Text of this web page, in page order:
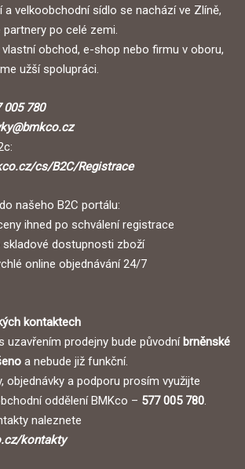
a velkoobchodní sídlo se nachází ve Zlíně,
po celé zemi.
obchod, e-shop nebo firmu v oboru,
užší spolupráci.
005 780
cs/B2C/Registrace
našeho B2C portálu:
ihned po schválení registrace
dostupnosti zboží
online objednávání 24/7
kontaktech
uzavřením prodejny bude původníbrněnské
a nebude již funkční.
objednávky a podporu prosím využijte
oddělení BMKco – 577 005 780.
naleznete
kontakty